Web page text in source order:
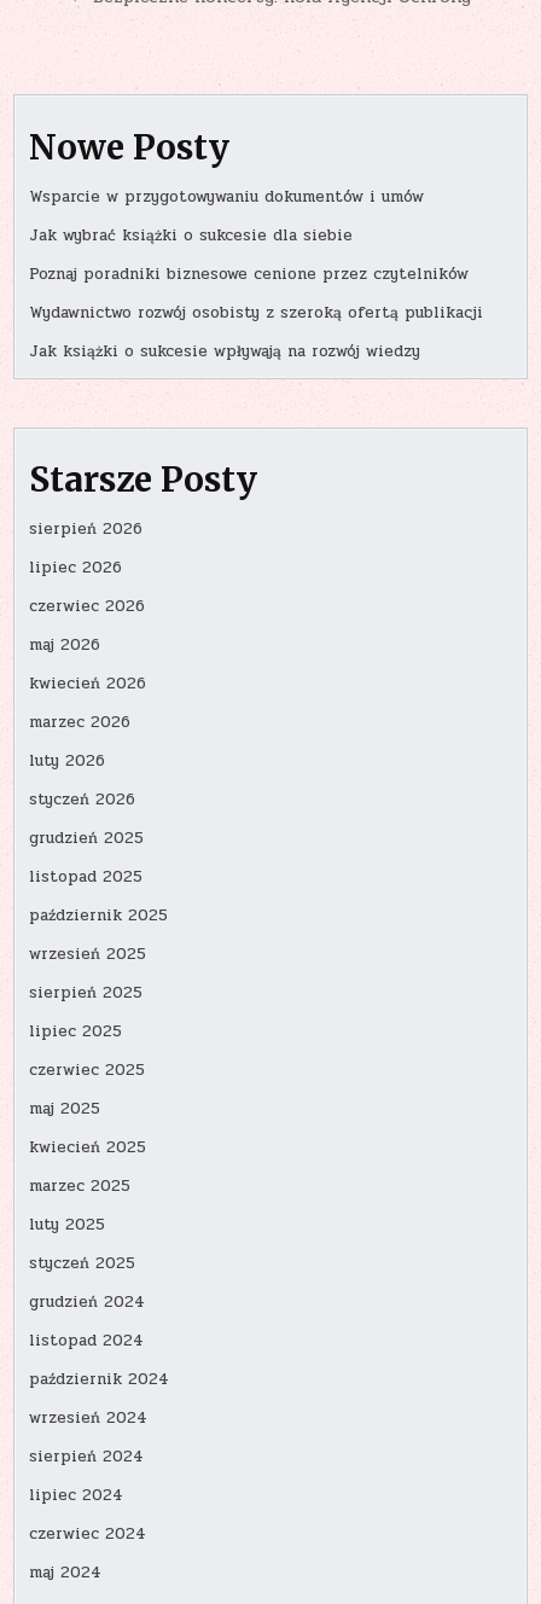
Nowe Posty
Wsparcie w przygotowywaniu dokumentów i umów
Jak wybrać książki o sukcesie dla siebie
Poznaj poradniki biznesowe cenione przez czytelników
Wydawnictwo rozwój osobisty z szeroką ofertą publikacji
Jak książki o sukcesie wpływają na rozwój wiedzy
Starsze Posty
sierpień 2026
lipiec 2026
czerwiec 2026
maj 2026
kwiecień 2026
marzec 2026
luty 2026
styczeń 2026
grudzień 2025
listopad 2025
październik 2025
wrzesień 2025
sierpień 2025
lipiec 2025
czerwiec 2025
maj 2025
kwiecień 2025
marzec 2025
luty 2025
styczeń 2025
grudzień 2024
listopad 2024
październik 2024
wrzesień 2024
sierpień 2024
lipiec 2024
czerwiec 2024
maj 2024